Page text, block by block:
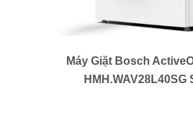
Máy Giặt Bosch
HMH.WAV28L40SG